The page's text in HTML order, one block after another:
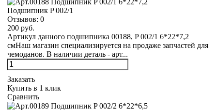
Подшипник P 002/1
Отзывов: 0
200 руб.
Артикул данного подшипника 00188, P 002/1 6*22*7,2
смНаш магазин специализируется на продаже запчастей для
чемоданов. В наличии деталь - арт...
Заказать
Купить в 1 клик
Сравнить